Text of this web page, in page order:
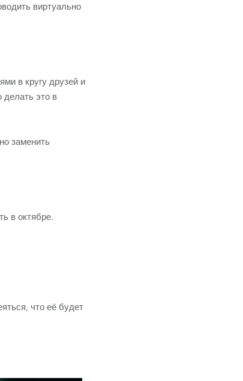
виртуально
в кругу друзей и
делать это в
заменить
в октябре.
что её будет